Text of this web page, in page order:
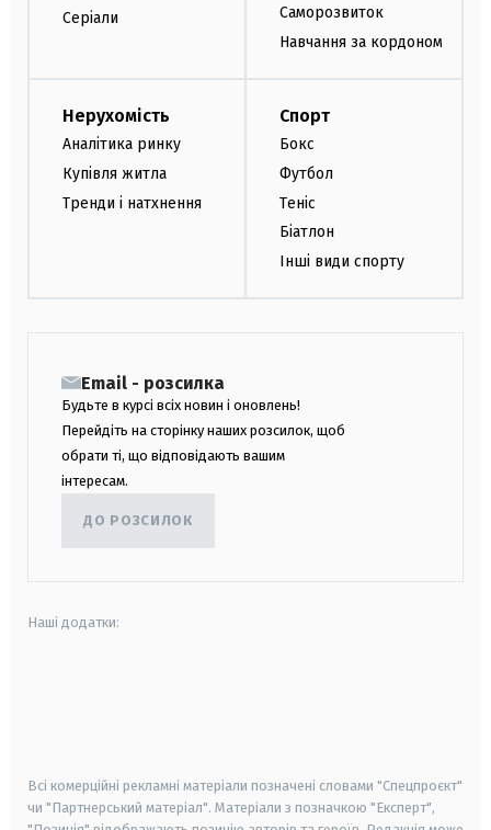
Серіали
Саморозвиток
Навчання за кордоном
Нерухомість
Аналітика ринку
Купівля житла
Тренди і натхнення
Спорт
Бокс
Футбол
Теніс
Біатлон
Інші види спорту
Email - розсилка
Будьте в курсі всіх новин і оновлень!
Перейдіть на сторінку наших розсилок, щоб
обрати ті, що відповідають вашим
інтересам.
ДО РОЗСИЛОК
Наші додатки:
Всі комерційні рекламні матеріали позначені словами "Спецпроєкт"
чи "Партнерський матеріал". Матеріали з позначкою "Експерт",